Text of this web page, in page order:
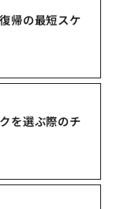
帰の最短スケ
を選ぶ際のチ